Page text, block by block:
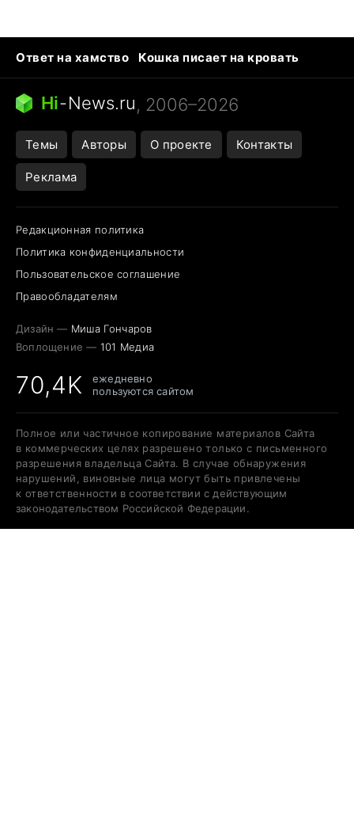
Ответ на хамство
Кошка писает на кровать
Тунцы в океанариуме
Следующая пандемия
Ядовитые пауки России
Открытие в Google Maps
Hi-News.ru, 2006–2026
Темы Авторы О проекте Контакты
Реклама
Редакционная политика
Политика конфиденциальности
Пользовательское соглашение
Правообладателям
Дизайн — Миша Гончаров
Воплощение — 101 Медиа
70,4K
ежедневно
пользуются сайтом
Полное или частичное копирование материалов Сайта
в коммерческих целях разрешено только с письменного
разрешения владельца Сайта. В случае обнаружения
нарушений, виновные лица могут быть привлечены
к ответственности в соответствии с действующим
законодательством Российской Федерации.